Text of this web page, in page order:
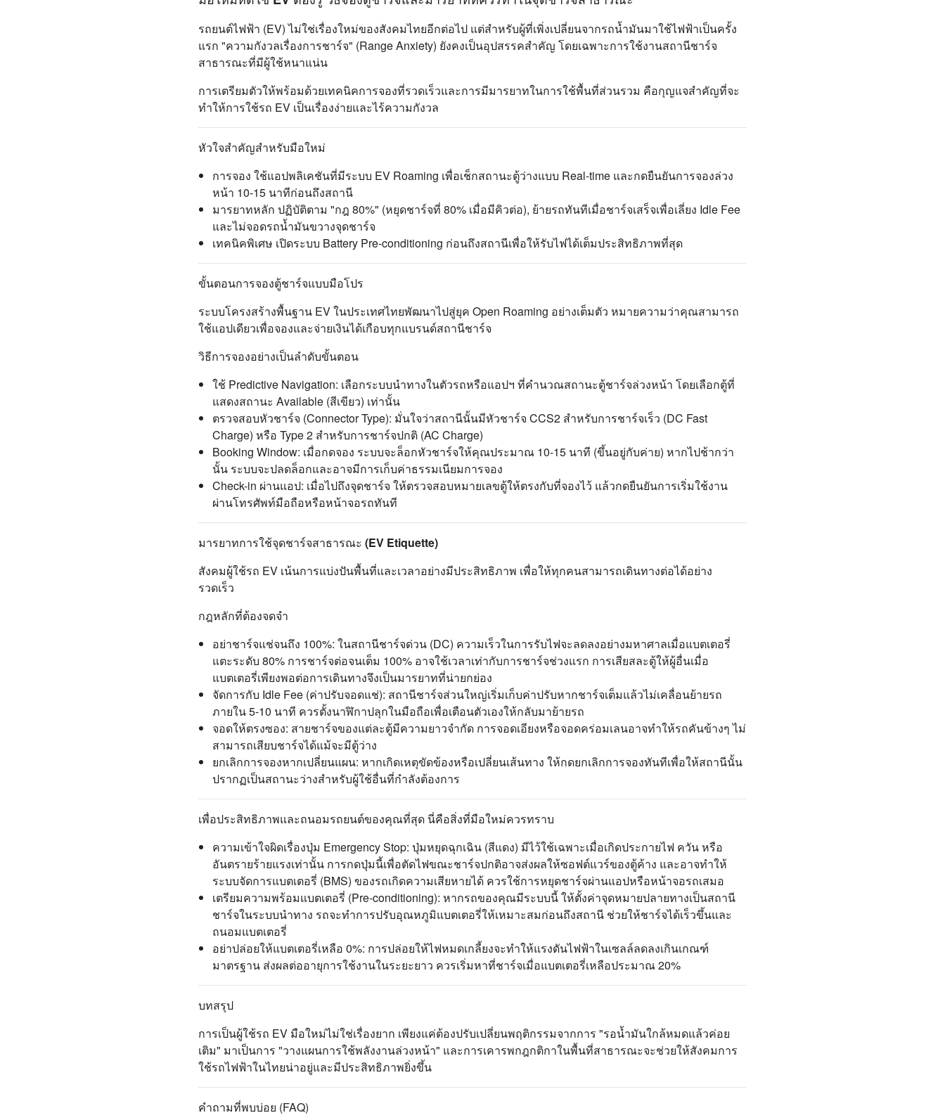
รถยนต์ไฟฟ้า (EV) ไม่ใช่เรื่องใหม่ของสังคมไทยอีกต่อไป แต่สำหรับผู้ที่เพิ่งเปลี่ยนจากรถน้ำมันมาใช้ไฟฟ้าเป็นครั้ง
แรก "ความกังวลเรื่องการชาร์จ" (Range Anxiety) ยังคงเป็นอุปสรรคสำคัญ โดยเฉพาะการใช้งานสถานีชาร์จ
สาธารณะที่มีผู้ใช้หนาแน่น
การเตรียมตัวให้พร้อมด้วยเทคนิคการจองที่รวดเร็วและการมีมารยาทในการใช้พื้นที่ส่วนรวม คือกุญแจสำคัญที่จะ
ทำให้การใช้รถ EV เป็นเรื่องง่ายและไร้ความกังวล
หัวใจสำคัญสำหรับมือใหม่
การจอง ใช้แอปพลิเคชันที่มีระบบ EV Roaming เพื่อเช็กสถานะตู้ว่างแบบ Real-time และกดยืนยันการจองล่วง
หน้า 10-15 นาทีก่อนถึงสถานี
มารยาทหลัก ปฏิบัติตาม "กฎ 80%" (หยุดชาร์จที่ 80% เมื่อมีคิวต่อ), ย้ายรถทันทีเมื่อชาร์จเสร็จเพื่อเลี่ยง Idle Fee
และไม่จอดรถน้ำมันขวางจุดชาร์จ
เทคนิคพิเศษ เปิดระบบ Battery Pre-conditioning ก่อนถึงสถานีเพื่อให้รับไฟได้เต็มประสิทธิภาพที่สุด
ขั้นตอนการจองตู้ชาร์จแบบมือโปร
ระบบโครงสร้างพื้นฐาน EV ในประเทศไทยพัฒนาไปสู่ยุค Open Roaming อย่างเต็มตัว หมายความว่าคุณสามารถ
ใช้แอปเดียวเพื่อจองและจ่ายเงินได้เกือบทุกแบรนด์สถานีชาร์จ
วิธีการจองอย่างเป็นลำดับขั้นตอน
ใช้ Predictive Navigation: เลือกระบบนำทางในตัวรถหรือแอปฯ ที่คำนวณสถานะตู้ชาร์จล่วงหน้า โดยเลือกตู้ที่
แสดงสถานะ Available (สีเขียว) เท่านั้น
ตรวจสอบหัวชาร์จ (Connector Type): มั่นใจว่าสถานีนั้นมีหัวชาร์จ CCS2 สำหรับการชาร์จเร็ว (DC Fast
Charge) หรือ Type 2 สำหรับการชาร์จปกติ (AC Charge)
Booking Window: เมื่อกดจอง ระบบจะล็อกหัวชาร์จให้คุณประมาณ 10-15 นาที (ขึ้นอยู่กับค่าย) หากไปช้ากว่า
นั้น ระบบจะปลดล็อกและอาจมีการเก็บค่าธรรมเนียมการจอง
Check-in ผ่านแอป: เมื่อไปถึงจุดชาร์จ ให้ตรวจสอบหมายเลขตู้ให้ตรงกับที่จองไว้ แล้วกดยืนยันการเริ่มใช้งาน
ผ่านโทรศัพท์มือถือหรือหน้าจอรถทันที
มารยาทการใช้จุดชาร์จสาธารณะ (EV Etiquette)
สังคมผู้ใช้รถ EV เน้นการแบ่งปันพื้นที่และเวลาอย่างมีประสิทธิภาพ เพื่อให้ทุกคนสามารถเดินทางต่อได้อย่าง
รวดเร็ว
กฎหลักที่ต้องจดจำ
อย่าชาร์จแช่จนถึง 100%: ในสถานีชาร์จด่วน (DC) ความเร็วในการรับไฟจะลดลงอย่างมหาศาลเมื่อแบตเตอรี่
แตะระดับ 80% การชาร์จต่อจนเต็ม 100% อาจใช้เวลาเท่ากับการชาร์จช่วงแรก การเสียสละตู้ให้ผู้อื่นเมื่อ
แบตเตอรี่เพียงพอต่อการเดินทางจึงเป็นมารยาทที่น่ายกย่อง
จัดการกับ Idle Fee (ค่าปรับจอดแช่): สถานีชาร์จส่วนใหญ่เริ่มเก็บค่าปรับหากชาร์จเต็มแล้วไม่เคลื่อนย้ายรถ
ภายใน 5-10 นาที ควรตั้งนาฬิกาปลุกในมือถือเพื่อเตือนตัวเองให้กลับมาย้ายรถ
จอดให้ตรงซอง: สายชาร์จของแต่ละตู้มีความยาวจำกัด การจอดเอียงหรือจอดคร่อมเลนอาจทำให้รถคันข้างๆ ไม่
สามารถเสียบชาร์จได้แม้จะมีตู้ว่าง
ยกเลิกการจองหากเปลี่ยนแผน: หากเกิดเหตุขัดข้องหรือเปลี่ยนเส้นทาง ให้กดยกเลิกการจองทันทีเพื่อให้สถานีนั้น
ปรากฏเป็นสถานะว่างสำหรับผู้ใช้อื่นที่กำลังต้องการ
เพื่อประสิทธิภาพและถนอมรถยนต์ของคุณที่สุด นี่คือสิ่งที่มือใหม่ควรทราบ
ความเข้าใจผิดเรื่องปุ่ม Emergency Stop: ปุ่มหยุดฉุกเฉิน (สีแดง) มีไว้ใช้เฉพาะเมื่อเกิดประกายไฟ ควัน หรือ
อันตรายร้ายแรงเท่านั้น การกดปุ่มนี้เพื่อตัดไฟขณะชาร์จปกติอาจส่งผลให้ซอฟต์แวร์ของตู้ค้าง และอาจทำให้
ระบบจัดการแบตเตอรี่ (BMS) ของรถเกิดความเสียหายได้ ควรใช้การหยุดชาร์จผ่านแอปหรือหน้าจอรถเสมอ
เตรียมความพร้อมแบตเตอรี่ (Pre-conditioning): หากรถของคุณมีระบบนี้ ให้ตั้งค่าจุดหมายปลายทางเป็นสถานี
ชาร์จในระบบนำทาง รถจะทำการปรับอุณหภูมิแบตเตอรี่ให้เหมาะสมก่อนถึงสถานี ช่วยให้ชาร์จได้เร็วขึ้นและ
ถนอมแบตเตอรี่
อย่าปล่อยให้แบตเตอรี่เหลือ 0%: การปล่อยให้ไฟหมดเกลี้ยงจะทำให้แรงดันไฟฟ้าในเซลล์ลดลงเกินเกณฑ์
มาตรฐาน ส่งผลต่ออายุการใช้งานในระยะยาว ควรเริ่มหาที่ชาร์จเมื่อแบตเตอรี่เหลือประมาณ 20%
บทสรุป
การเป็นผู้ใช้รถ EV มือใหม่ไม่ใช่เรื่องยาก เพียงแค่ต้องปรับเปลี่ยนพฤติกรรมจากการ "รอน้ำมันใกล้หมดแล้วค่อย
เติม" มาเป็นการ "วางแผนการใช้พลังงานล่วงหน้า" และการเคารพกฎกติกาในพื้นที่สาธารณะจะช่วยให้สังคมการ
ใช้รถไฟฟ้าในไทยน่าอยู่และมีประสิทธิภาพยิ่งขึ้น
คำถามที่พบบ่อย (FAQ)